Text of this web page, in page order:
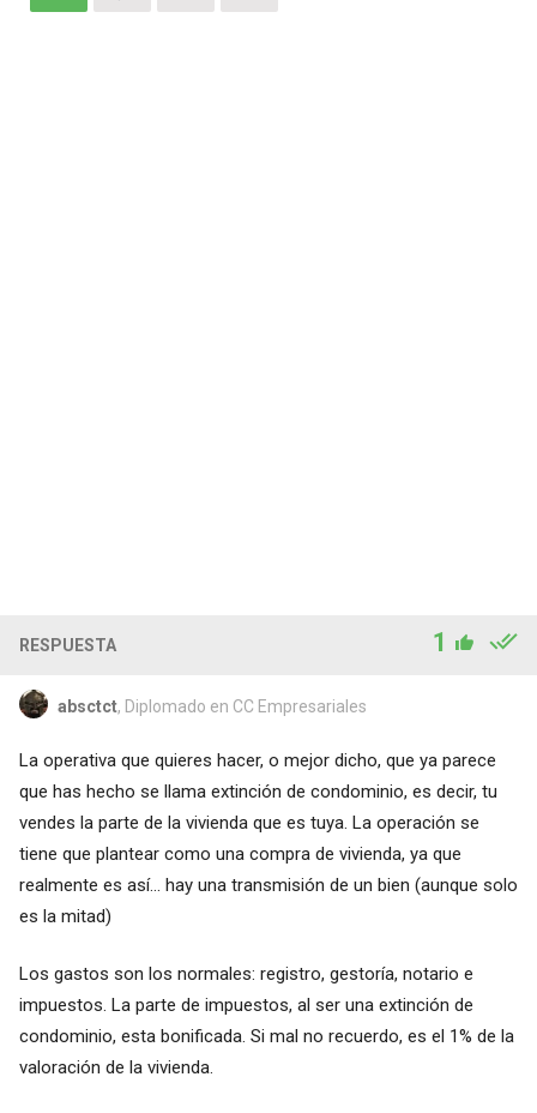
RESPUESTA 1
absctct, Diplomado en CC Empresariales
La operativa que quieres hacer, o mejor dicho, que ya parece
que has hecho se llama extinción de condominio, es decir, tu
vendes la parte de la vivienda que es tuya. La operación se
tiene que plantear como una compra de vivienda, ya que
realmente es así... hay una transmisión de un bien (aunque solo
es la mitad)
Los gastos son los normales: registro, gestoría, notario e
impuestos. La parte de impuestos, al ser una extinción de
condominio, esta bonificada. Si mal no recuerdo, es el 1% de la
valoración de la vivienda.